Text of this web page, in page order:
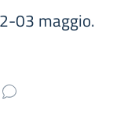
03 maggio.